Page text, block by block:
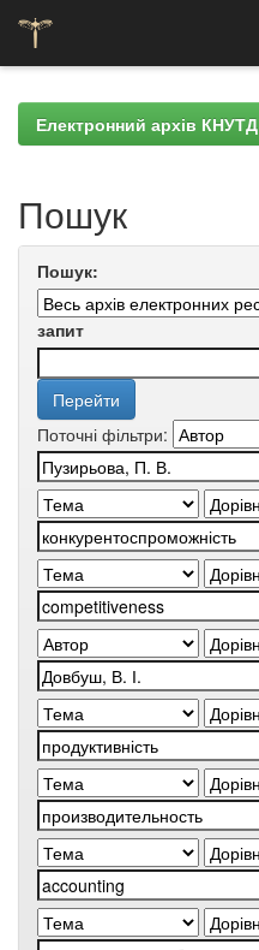
navigationЕлектронний архів КНУТД
Пошук
Пошук:
запит
Поточні фільтри: